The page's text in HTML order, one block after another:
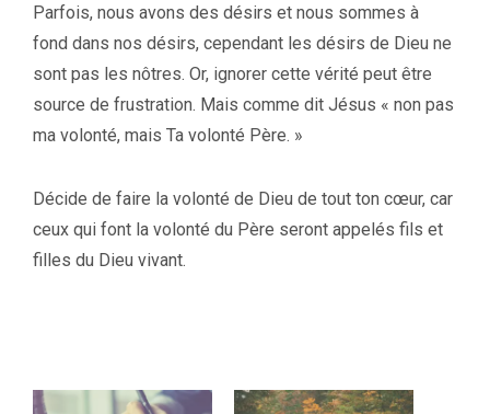
Parfois, nous avons des désirs et nous sommes à
fond dans nos désirs, cependant les désirs de Dieu ne
sont pas les nôtres. Or, ignorer cette vérité peut être
source de frustration. Mais comme dit Jésus « non pas
ma volonté, mais Ta volonté Père. »
Décide de faire la volonté de Dieu de tout ton cœur, car
ceux qui font la volonté du Père seront appelés fils et
filles du Dieu vivant.